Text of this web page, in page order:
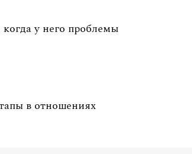
у него проблемы
в отношениях